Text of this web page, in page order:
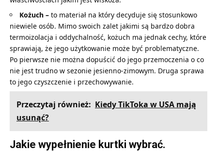
Kożuch – to materiał na który decyduje się stosunkowo
niewiele osób. Mimo swoich zalet jakimi są bardzo dobra
termoizolacja i oddychalność, kożuch ma jednak cechy, które
sprawiają, że jego użytkowanie może być problematyczne.
Po pierwsze nie można dopuścić do jego przemoczenia o co
nie jest trudno w sezonie jesienno-zimowym. Druga sprawa
to jego czyszczenie i przechowywanie.
Przeczytaj również: Kiedy TikToka w USA mają
usunąć?
Jakie wypełnienie kurtki wybrać.